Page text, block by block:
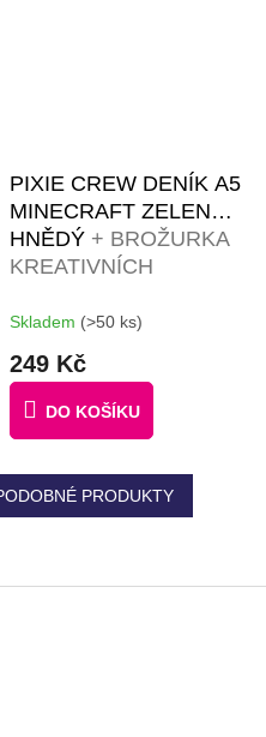
PIXIE CREW DENÍK A5
MINECRAFT ZELENO-
HNĚDÝ + BROŽURKA
KREATIVNÍCH
MULTIPIXELY + 60
MALÝCH PIXELŮ
ZDARMA
Skladem (>50 ks)
249 Kč
DO KOŠÍKU
PRODUKTY